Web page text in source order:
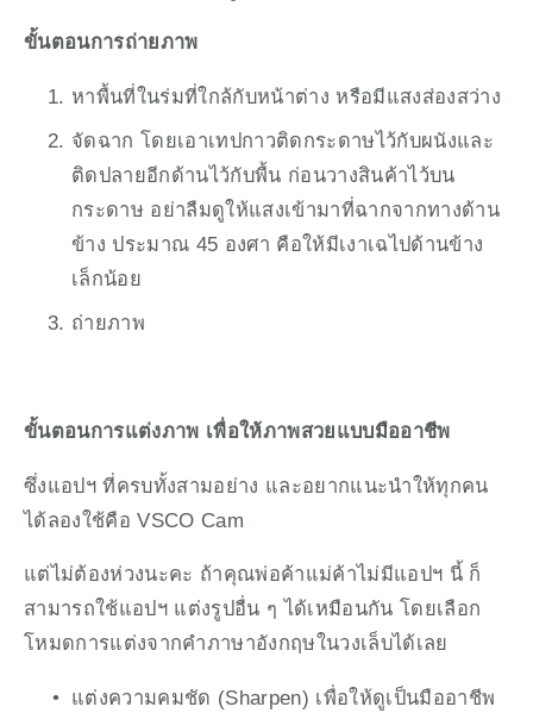
ขั้นตอนการถ่ายภาพ
หาพื้นที่ในร่มที่ใกล้กับหน้าต่าง หรือมีแสงส่องสว่าง
จัดฉาก โดยเอาเทปกาวติดกระดาษไว้กับผนังและ
ติดปลายอีกด้านไว้กับพื้น ก่อนวางสินค้าไว้บน
กระดาษ อย่าลืมดูให้แสงเข้ามาที่ฉากจากทางด้าน
ข้าง ประมาณ 45 องศา คือให้มีเงาเฉไปด้านข้าง
เล็กน้อย
ถ่ายภาพ
ขั้นตอนการแต่งภาพ เพื่อให้ภาพสวยแบบมืออาชีพ
ซึ่งแอปฯ ที่ครบทั้งสามอย่าง และอยากแนะนำให้ทุกคน
ได้ลองใช้คือ VSCO Cam
แต่ไม่ต้องห่วงนะคะ ถ้าคุณพ่อค้าแม่ค้าไม่มีแอปฯ นี้ ก็
สามารถใช้แอปฯ แต่งรูปอื่น ๆ ได้เหมือนกัน โดยเลือก
โหมดการแต่งจากคำภาษาอังกฤษในวงเล็บได้เลย
แต่งความคมชัด (Sharpen) เพื่อให้ดูเป็นมืออาชีพ